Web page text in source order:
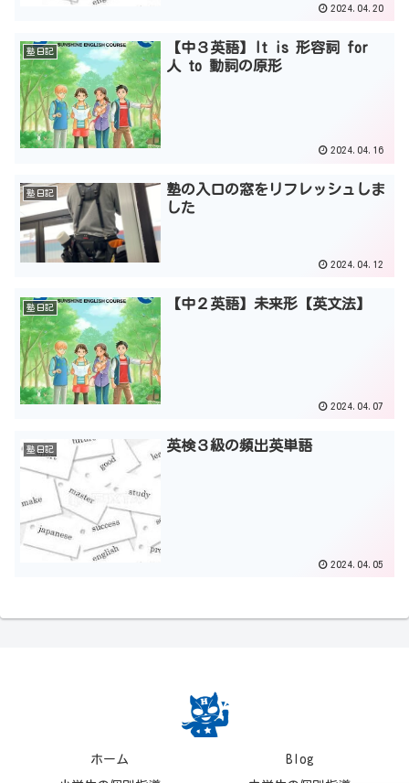
2024.04.20
塾日記
【中３英語】It is 形容詞 for
人 to 動詞の原形
2024.04.16
塾日記
塾の入口の窓をリフレッシュしま
した
2024.04.12
塾日記 【中２英語】未来形【英文法】
2024.04.07
塾日記 英検３級の頻出英単語
2024.04.05
ホーム Blog